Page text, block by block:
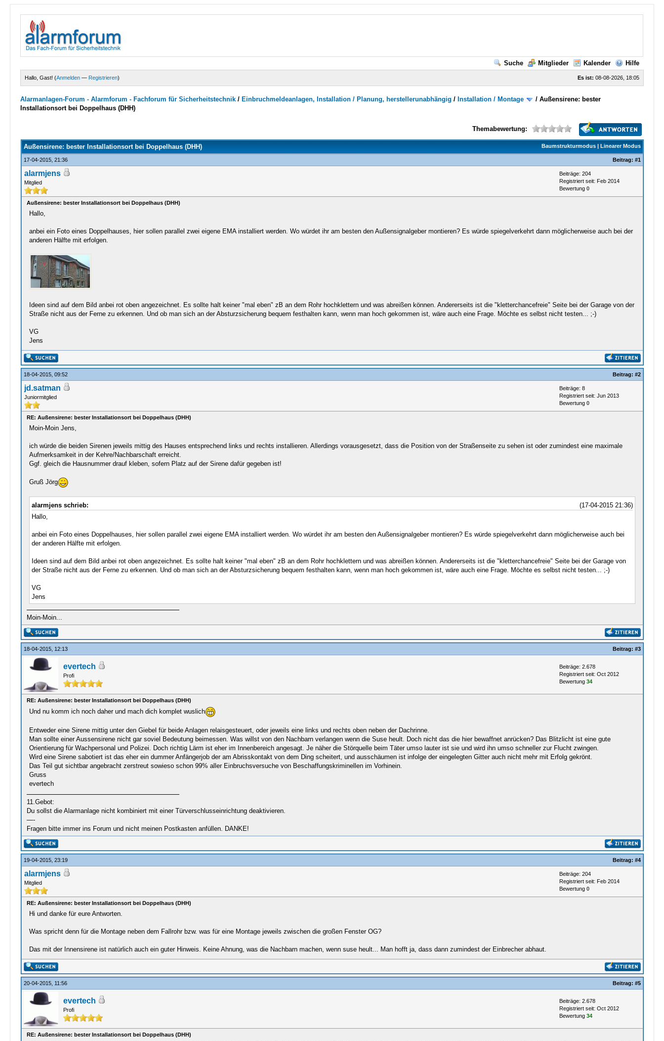
Suche Mitglieder Kalender Hilfe
Es ist: 08-08-2026, 18:05
Hallo, Gast! (Anmelden — Registrieren)
Alarmanlagen-Forum - Alarmforum - Fachforum für Sicherheitstechnik / Einbruchmeldeanlagen, Installation / Planung, herstellerunabhängig / Installation / Montage /Außensirene: bester
Installationsort bei Doppelhaus (DHH)
Themabewertung:
Baumstrukturmodus| Linearer Modus
Außensirene: bester Installationsort bei Doppelhaus (DHH)
17-04-2015, 21:36 Beitrag: #1
alarmjens
Mitglied
Beiträge: 204
Registriert seit: Feb 2014
Bewertung 0
Außensirene: bester Installationsort bei Doppelhaus (DHH)
Hallo,
anbei ein Foto eines Doppelhauses, hier sollen parallel zwei eigene EMA installiert werden. Wo würdet ihr am besten den Außensignalgeber montieren? Es würde spiegelverkehrt dann möglicherweise auch bei der
anderen Hälfte mit erfolgen.
Ideen sind auf dem Bild anbei rot oben angezeichnet. Es sollte halt keiner "mal eben" zB an dem Rohr hochklettern und was abreißen können. Andererseits ist die "kletterchancefreie" Seite bei der Garage von der
Straße nicht aus der Ferne zu erkennen. Und ob man sich an der Absturzsicherung bequem festhalten kann, wenn man hoch gekommen ist, wäre auch eine Frage. Möchte es selbst nicht testen... ;-)
VG
Jens
18-04-2015, 09:52 Beitrag: #2
jd.satman
Juniormitglied
Beiträge: 8
Registriert seit: Jun 2013
Bewertung 0
RE: Außensirene: bester Installationsort bei Doppelhaus (DHH)
Moin-Moin Jens,
ich würde die beiden Sirenen jeweils mittig des Hauses entsprechend links und rechts installieren. Allerdings vorausgesetzt, dass die Position von der Straßenseite zu sehen ist oder zumindest eine maximale
Aufmerksamkeit in der Kehre/Nachbarschaft erreicht.
Ggf. gleich die Hausnummer drauf kleben, sofern Platz auf der Sirene dafür gegeben ist!
Gruß Jörg
(17-04-2015 21:36)
alarmjens schrieb:
Hallo,
anbei ein Foto eines Doppelhauses, hier sollen parallel zwei eigene EMA installiert werden. Wo würdet ihr am besten den Außensignalgeber montieren? Es würde spiegelverkehrt dann möglicherweise auch bei
der anderen Hälfte mit erfolgen.
Ideen sind auf dem Bild anbei rot oben angezeichnet. Es sollte halt keiner "mal eben" zB an dem Rohr hochklettern und was abreißen können. Andererseits ist die "kletterchancefreie" Seite bei der Garage von
der Straße nicht aus der Ferne zu erkennen. Und ob man sich an der Absturzsicherung bequem festhalten kann, wenn man hoch gekommen ist, wäre auch eine Frage. Möchte es selbst nicht testen... ;-)
VG
Jens
Moin-Moin...
18-04-2015, 12:13 Beitrag: #3
evertech
Profi
Beiträge: 2.678
Registriert seit: Oct 2012
Bewertung 34
RE: Außensirene: bester Installationsort bei Doppelhaus (DHH)
Und nu komm ich noch daher und mach dich komplet wuslich
Entweder eine Sirene mittig unter den Giebel für beide Anlagen relaisgesteuert, oder jeweils eine links und rechts oben neben der Dachrinne.
Man sollte einer Aussensirene nicht gar soviel Bedeutung beimessen. Was willst von den Nachbarn verlangen wenn die Suse heult. Doch nicht das die hier bewaffnet anrücken? Das Blitzlicht ist eine gute
Orientierung für Wachpersonal und Polizei. Doch richtig Lärm ist eher im Innenbereich angesagt. Je näher die Störquelle beim Täter umso lauter ist sie und wird ihn umso schneller zur Flucht zwingen.
Wird eine Sirene sabotiert ist das eher ein dummer Anfängerjob der am Abrisskontakt von dem Ding scheitert, und ausschäumen ist infolge der eingelegten Gitter auch nicht mehr mit Erfolg gekrönt.
Das Teil gut sichtbar angebracht zerstreut sowieso schon 99% aller Einbruchsversuche von Beschaffungskriminellen im Vorhinein.
Gruss
evertech
11.Gebot:
Du sollst die Alarmanlage nicht kombiniert mit einer Türverschlusseinrichtung deaktivieren.
—-
Fragen bitte immer ins Forum und nicht meinen Postkasten anfüllen. DANKE!
19-04-2015, 23:19 Beitrag: #4
alarmjens
Mitglied
Beiträge: 204
Registriert seit: Feb 2014
Bewertung 0
RE: Außensirene: bester Installationsort bei Doppelhaus (DHH)
Hi und danke für eure Antworten.
Was spricht denn für die Montage neben dem Fallrohr bzw. was für eine Montage jeweils zwischen die großen Fenster OG?
Das mit der Innensirene ist natürlich auch ein guter Hinweis. Keine Ahnung, was die Nachbarn machen, wenn suse heult... Man hofft ja, dass dann zumindest der Einbrecher abhaut.
20-04-2015, 11:56 Beitrag: #5
evertech
Profi
Beiträge: 2.678
Registriert seit: Oct 2012
Bewertung 34
RE: Außensirene: bester Installationsort bei Doppelhaus (DHH)